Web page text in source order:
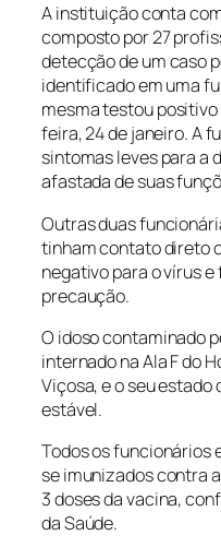
A instituição conta
composto por 27
detecção de um caso
identificado em uma
mesma testou
feira, 24 de janeiro. A
sintomas leves para a
afastada de suas
Outras duas
tinham contato direto
negativo para o vírus
precaução.
O idoso contaminado
internado na Ala F do
Viçosa, e o seu estado
estável.
Todos os funcionários
se imunizados contra
3 doses da vacina,
da Saúde.